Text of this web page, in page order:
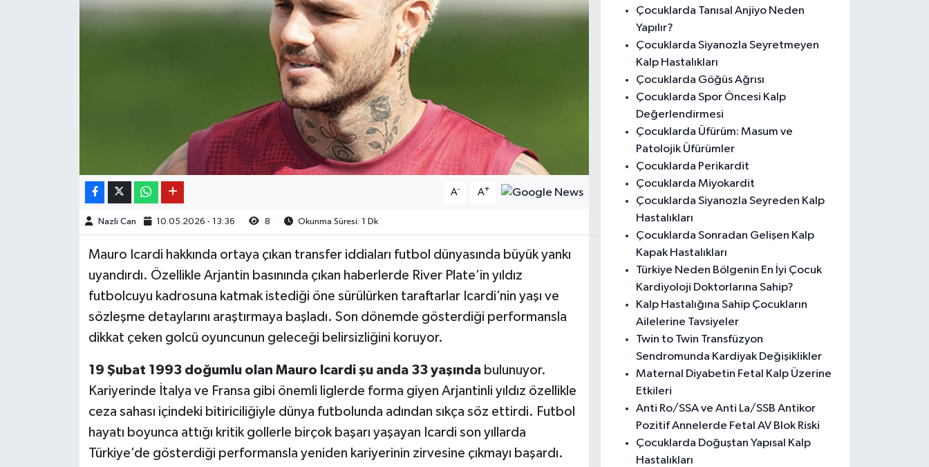
A- A+
Nazli Can 10.05.2026 - 13:36 8 Okunma Süresi: 1 Dk
Mauro Icardi hakkında ortaya çıkan transfer iddiaları futbol dünyasında büyük yankı
uyandırdı. Özellikle Arjantin basınında çıkan haberlerde River Plate’in yıldız
futbolcuyu kadrosuna katmak istediği öne sürülürken taraftarlar Icardi’nin yaşı ve
sözleşme detaylarını araştırmaya başladı. Son dönemde gösterdiği performansla
dikkat çeken golcü oyuncunun geleceği belirsizliğini koruyor.
19 Şubat 1993 doğumlu olan Mauro Icardi şu anda 33 yaşında bulunuyor.
Kariyerinde İtalya ve Fransa gibi önemli liglerde forma giyen Arjantinli yıldız özellikle
ceza sahası içindeki bitiriciliğiyle dünya futbolunda adından sıkça söz ettirdi. Futbol
hayatı boyunca attığı kritik gollerle birçok başarı yaşayan Icardi son yıllarda
Türkiye’de gösterdiği performansla yeniden kariyerinin zirvesine çıkmayı başardı.
Çocuklarda Tanısal Anjiyo Neden
Yapılır?
Çocuklarda Siyanozla Seyretmeyen
Kalp Hastalıkları
Çocuklarda Göğüs Ağrısı
Çocuklarda Spor Öncesi Kalp
Değerlendirmesi
Çocuklarda Üfürüm: Masum ve
Patolojik Üfürümler
Çocuklarda Perikardit
Çocuklarda Miyokardit
Çocuklarda Siyanozla Seyreden Kalp
Hastalıkları
Çocuklarda Sonradan Gelişen Kalp
Kapak Hastalıkları
Türkiye Neden Bölgenin En İyi Çocuk
Kardiyoloji Doktorlarına Sahip?
Kalp Hastalığına Sahip Çocukların
Ailelerine Tavsiyeler
Twin to Twin Transfüzyon
Sendromunda Kardiyak Değişiklikler
Maternal Diyabetin Fetal Kalp Üzerine
Etkileri
Anti Ro/SSA ve Anti La/SSB Antikor
Pozitif Annelerde Fetal AV Blok Riski
Çocuklarda Doğuştan Yapısal Kalp
Hastalıkları